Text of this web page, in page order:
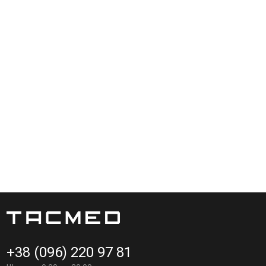
по технології LaserCut(вирізано лазером) з
стропами.
+38 (096) 220 97 81